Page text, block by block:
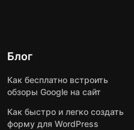
Блог
Как бесплатно встроить
обзоры Google на сайт
Как быстро и легко создать
форму для WordPress